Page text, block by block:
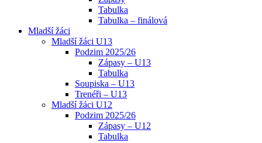
Tabulka
Tabulka – finálová
Mladší žáci
Mladší žáci U13
Podzim 2025/26
Zápasy – U13
Tabulka
Soupiska – U13
Trenéři – U13
Mladší žáci U12
Podzim 2025/26
Zápasy – U12
Tabulka